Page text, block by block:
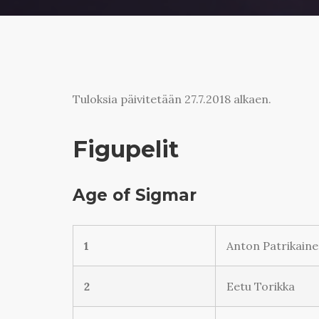
Tuloksia päivitetään 27.7.2018 alkaen.
Figupelit
Age of Sigmar
1 Anton
2 Eetu Torikka